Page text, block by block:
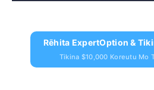
Rēhita ExpertOption &
Tikina $10,000 Koreutu Mo